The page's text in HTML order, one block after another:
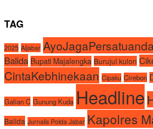
TAG
2025 Aljabar
Balida Bupati Majalengka Burujul kulon
CintaKebhinekaan Cipaku Cirebon
Galian C Gunung Kuda Headline
Balida Jurnalis Polda Jabar Kapolres